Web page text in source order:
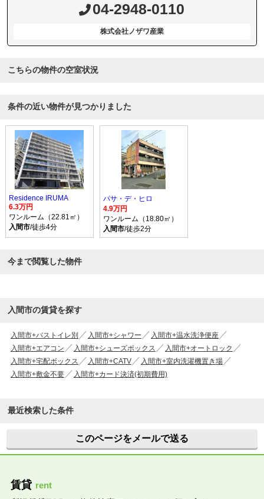
04-2948-0110
株式会社ノザワ産業
こちらの物件の空室状況
条件の近い物件が見つかりました
Residence IRUMA
6.3万円
ワンルーム（22.81㎡）
入間市/徒歩4分
パサ・デ・ヒロ
4.9万円
ワンルーム（18.80㎡）
入間市/徒歩2分
今まで閲覧した物件
入間市の賃貸を探す
入間市+バストイレ別 入間市+シャワー
入間市+温水洗浄便座
入間市+エアコン
入間市+シューズボックス
入間市+オートロック
入間市+宅配ボックス
入間市+CATV
入間市+室内洗濯機置き場
入間市+敷金不要
入間市+カード決済(初期費用)
最近検索した条件
このページをメールで送る
賃貸 rent